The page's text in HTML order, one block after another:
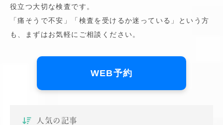
役立つ大切な検査です。
「痛そうで不安」「検査を受けるか迷っている」という方
も、まずはお気軽にご相談ください。
WEB予約
人気の記事